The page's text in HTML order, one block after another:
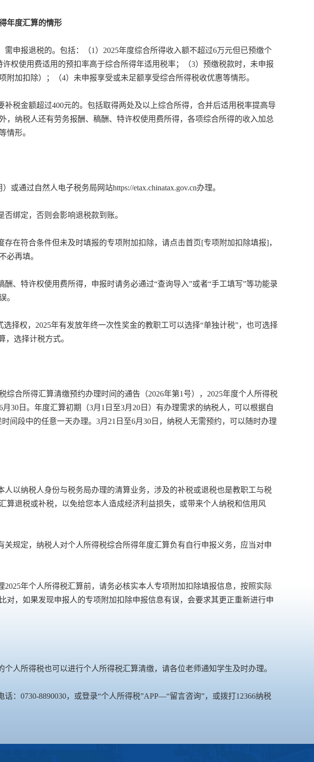
年度汇算的情形
需申报退税的。包括：（1）2025年度综合所得收入额不超过6万元但已预缴个
权使用费适用的预扣率高于综合所得年适用税率；（3）预缴税款时，未申报
附加扣除）；（4）未申报享受或未足额享受综合所得税收优惠等情形。
补税金额超过400元的。包括取得两处及以上综合所得，合并后适用税率提高导
，纳税人还有劳务报酬、稿酬、特许权使用费所得，各项综合所得的收入加总
情形。
或通过自然人电子税务局网站https://etax.chinatax.gov.cn办理。
绑定，否则会影响退税款到账。
存在符合条件但未及时填报的专项附加扣除，请点击首页[专项附加扣除填报]，
必再填。
、特许权使用费所得，申报时请务必通过“查询导入”或者“手工填写”等功能录
。
择权，2025年有发放年终一次性奖金的教职工可以选择“单独计税”，也可选择
，选择计税方式。
综合所得汇算清缴预约办理时间的通告（2026年第1号），2025年度个人所得税
30日。年度汇算初期（3月1日至3月20日）有办理需求的纳税人，可以根据自
间段中的任意一天办理。3月21日至6月30日，纳税人无需预约，可以随时办理
人以纳税人身份与税务局办理的清算业务，涉及的补税或退税也是教职工与税
算退税或补税，以免给您本人造成经济利益损失，或带来个人纳税和信用风
关规定，纳税人对个人所得税综合所得年度汇算负有自行申报义务，应当对申
年个人所得税汇算前，请务必核实本人专项附加扣除填报信息，按照实际
对，如果发现申报人的专项附加扣除申报信息有误，会要求其更正重新进行申
个人所得税也可以进行个人所得税汇算清缴，请各位老师通知学生及时办理。
：0730-8890030，或登录“个人所得税”APP—“留言咨询”，或拨打12366纳税